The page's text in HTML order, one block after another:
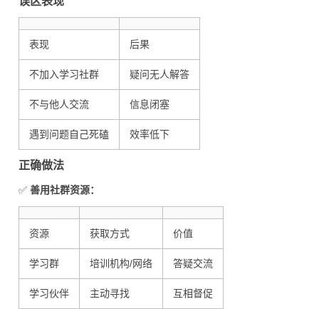
表现 后果
不加入学习社群 疑问无人解答
不与他人交流 信息闭塞
遇到问题自己死磕 效率低下
正确做法
✅ 善用社群资源：
资源 获取方式 价值
学习群 培训机构/网络 答疑交流
学习伙伴 主动寻找 互相督促